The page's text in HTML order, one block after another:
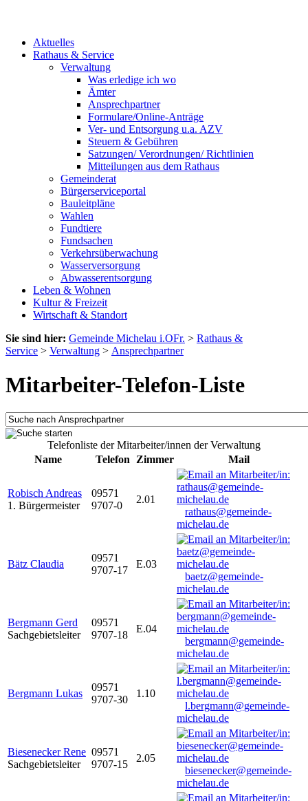
Aktuelles
Rathaus & Service
Verwaltung
Was erledige ich wo
Ämter
Ansprechpartner
Formulare/Online-Anträge
Ver- und Entsorgung u.a. AZV
Steuern & Gebühren
Satzungen/ Verordnungen/ Richtlinien
Mitteilungen aus dem Rathaus
Gemeinderat
Bürgerserviceportal
Bauleitpläne
Wahlen
Fundtiere
Fundsachen
Verkehrsüberwachung
Wasserversorgung
Abwasserentsorgung
Leben & Wohnen
Kultur & Freizeit
Wirtschaft & Standort
Sie sind hier: Gemeinde Michelau i.OFr. > Rathaus &
Service > Verwaltung > Ansprechpartner
Mitarbeiter-Telefon-Liste
Telefonliste der Mitarbeiter/innen der Verwaltung
Name
Telefon Zimmer Mail
Robisch Andreas
1. Bürgermeister
09571
9707-0
2.01
rathaus@gemeinde-
michelau.de
Bätz Claudia
09571
9707-17
E.03
baetz@gemeinde-
michelau.de
Bergmann Gerd
Sachgebietsleiter
09571
9707-18
E.04
bergmann@gemeinde-
michelau.de
Bergmann Lukas
09571
9707-30
1.10
l.bergmann@gemeinde-
michelau.de
Biesenecker Rene
Sachgebietsleiter
09571
9707-15
2.05
biesenecker@gemeinde-
michelau.de